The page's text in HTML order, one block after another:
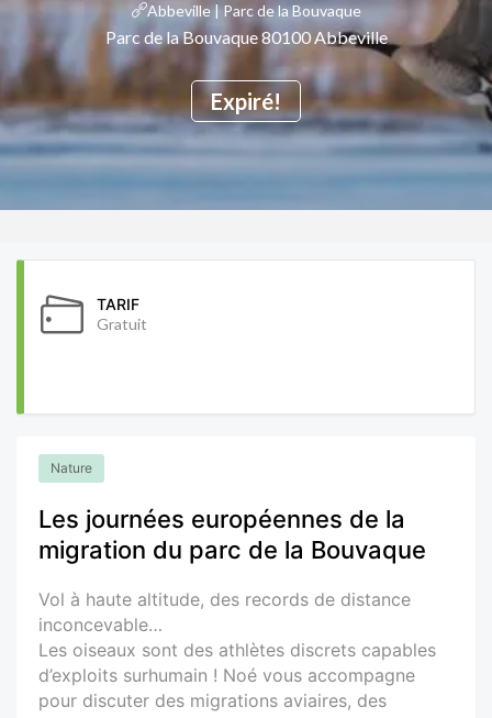
Expiré!
Abbeville | Parc de la Bouvaque
Parc de la Bouvaque 80100 Abbeville
TARIF
Gratuit
Nature
Les journées européennes de la
migration du parc de la Bouvaque
Vol à haute altitude, des records de distance
inconcevable…
Les oiseaux sont des athlètes discrets capables
d’exploits surhumain ! Noé vous accompagne
pour discuter des migrations aviaires, des